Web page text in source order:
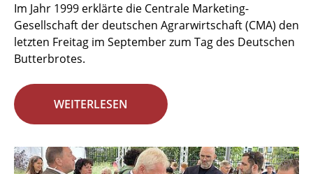
Im Jahr 1999 erklärte die Centrale Marketing-
Gesellschaft der deutschen Agrarwirtschaft (CMA) den
letzten Freitag im September zum Tag des Deutschen
Butterbrotes.
WEITERLESEN